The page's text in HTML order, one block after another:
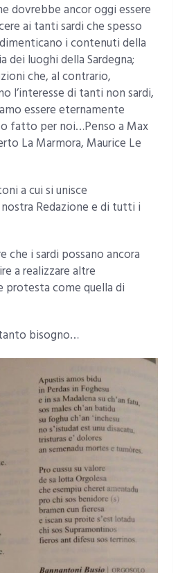
dovrebbe ancor oggi essere
ai tanti sardi che spesso
i contenuti della
dei luoghi della Sardegna;
che, al contrario,
l’interesse di tanti non sardi,
essere eternamente
fatto per noi…Penso a Max
La Marmora, Maurice Le
a cui si unisce
Redazione e di tutti i
che i sardi possano ancora
a realizzare altre
come quella di
bisogno…